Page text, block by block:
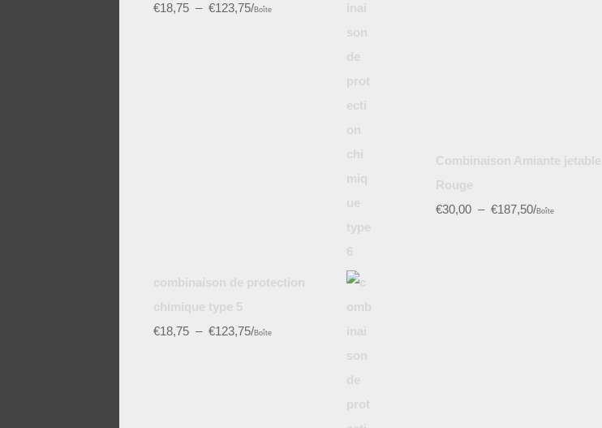
€18,75 – €123,75/Boîte
combinaison de protection
chimique type 5
€18,75 – €123,75/Boîte
Combinaison Amiante jetable
Rouge
€30,00 – €187,50/Boîte